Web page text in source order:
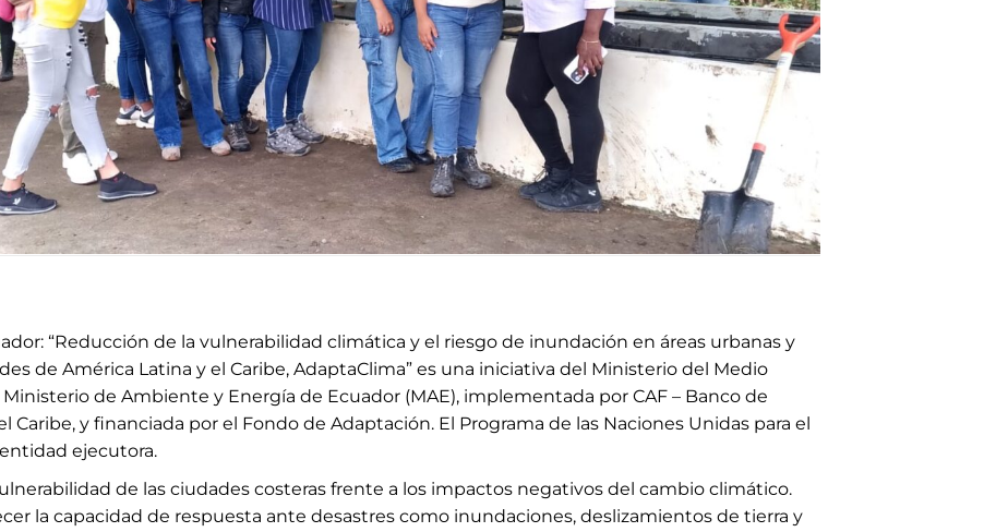
“Reducción de la vulnerabilidad climática y el riesgo de inundación en áreas urbanas y
de América Latina y el Caribe, AdaptaClima” es una iniciativa del Ministerio del Medio
de Ambiente y Energía de Ecuador (MAE), implementada por CAF – Banco de
Caribe, y financiada por el Fondo de Adaptación. El Programa de las Naciones Unidas para el
ejecutora.
de las ciudades costeras frente a los impactos negativos del cambio climático.
la capacidad de respuesta ante desastres como inundaciones, deslizamientos de tierra y